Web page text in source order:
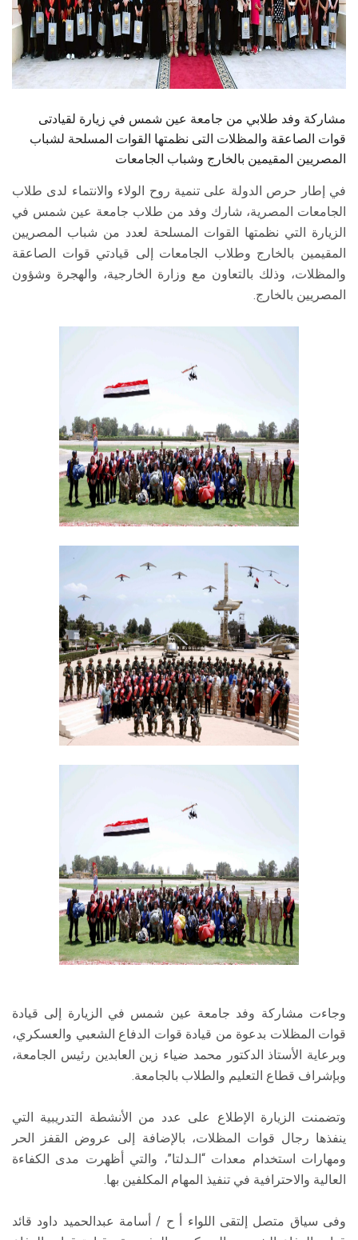
الزائـرون
سجل الان
مشاركة وفد طلابي من جامعة عين شمس في زيارة لقيادتى
قوات الصاعقة والمظلات التى نظمتها القوات المسلحة لشباب
المصريين المقيمين بالخارج وشباب الجامعات
في إطار حرص الدولة على تنمية روح الولاء والانتماء لدى طلاب
الجامعات المصرية، شارك وفد من طلاب جامعة عين شمس في
الزيارة التي نظمتها القوات المسلحة لعدد من شباب المصريين
المقيمين بالخارج وطلاب الجامعات إلى قيادتي قوات الصاعقة
والمظلات، وذلك بالتعاون مع وزارة الخارجية، والهجرة وشؤون
المصريين بالخارج.
وجاءت مشاركة وفد جامعة عين شمس في الزيارة إلى قيادة
قوات المظلات بدعوة من قيادة قوات الدفاع الشعبي والعسكري،
وبرعاية الأستاذ الدكتور محمد ضياء زين العابدين رئيس الجامعة،
وبإشراف قطاع التعليم والطلاب بالجامعة.
وتضمنت الزيارة الإطلاع على عدد من الأنشطة التدريبية التي
ينفذها رجال قوات المظلات، بالإضافة إلى عروض القفز الحر
ومهارات استخدام معدات “الـدلتا”، والتي أظهرت مدى الكفاءة
العالية والاحترافية في تنفيذ المهام المكلفين بها.
وفى سياق متصل إلتقى اللواء أ ح / أسامة عبدالحميد داود قائد